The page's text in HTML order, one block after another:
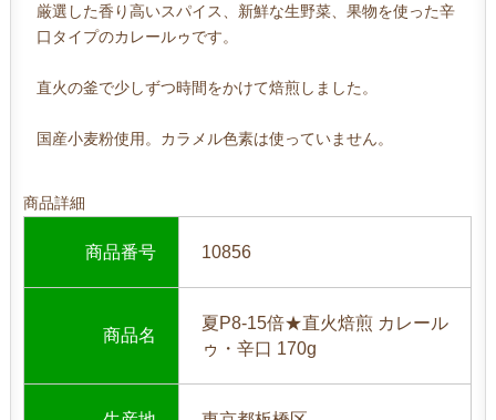
厳選した香り高いスパイス、新鮮な生野菜、果物を使った辛
口タイプのカレールゥです。
直火の釜で少しずつ時間をかけて焙煎しました。
国産小麦粉使用。カラメル色素は使っていません。
商品詳細
商品番号 10856
商品名
夏P8-15倍★直火焙煎 カレール
ゥ・辛口 170g